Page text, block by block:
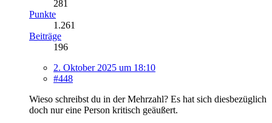
281
Punkte
1.261
Beiträge
196
2. Oktober 2025 um 18:10
#448
Wieso schreibst du in der Mehrzahl? Es hat sich diesbezüglich
doch nur eine Person kritisch geäußert.